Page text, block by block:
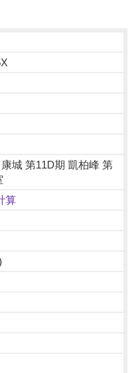
城 第11D期 凱柏峰 第
算